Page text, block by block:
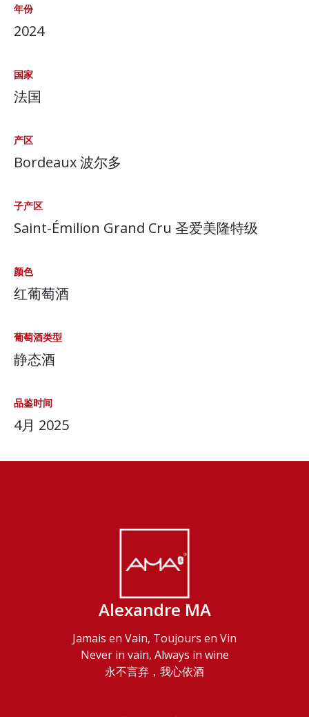
年份
2024
国家
法国
产区
Bordeaux 波尔多
子产区
Saint-Émilion Grand Cru 圣爱美隆特级
颜色
红葡萄酒
葡萄酒类型
静态酒
品鉴时间
4月 2025
Alexandre MA
Jamais en Vain, Toujours en Vin
Never in vain, Always in wine
永不言弃，我心依酒